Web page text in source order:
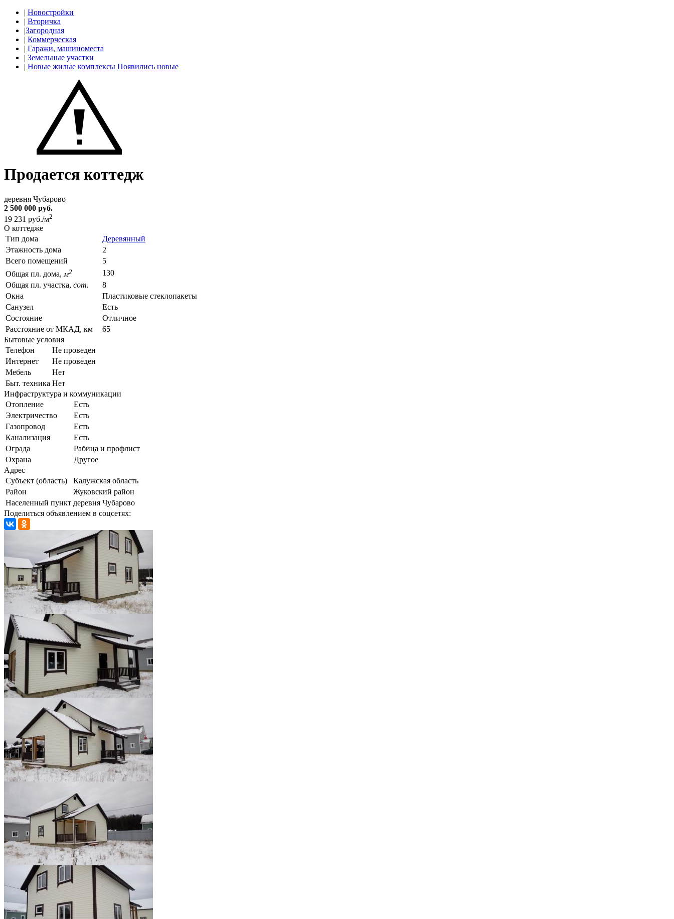
| Новостройки
| Вторичка
|Загородная
| Коммерческая
| Гаражи, машиноместа
| Земельные участки
| Новые жилые комплексы Появились новые
Продается коттедж
деревня Чубарово
2 500 000 руб.
19 231 руб./м2
О коттедже
Тип дома
Деревянный
Этажность дома
2
Всего помещений
5
Общая пл. дома, м2
130
Общая пл. участка, сот.
8
Окна
Пластиковые стеклопакеты
Санузел
Есть
Состояние
Отличное
Расстояние от МКАД, км
65
Бытовые условия
Телефон
Не проведен
Интернет
Не проведен
Мебель
Нет
Быт. техника Нет
Инфраструктура и коммуникации
Отопление
Есть
Электричество
Есть
Газопровод
Есть
Канализация
Есть
Ограда
Рабица и профлист
Охрана
Другое
Адрес
Субъект (область)
Калужская область
Район
Жуковский район
Населенный пункт деревня Чубарово
Поделиться объявлением в соцсетях: